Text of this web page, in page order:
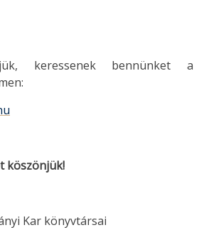
keressenek bennünket a
köszönjük!
Kar könyvtársai